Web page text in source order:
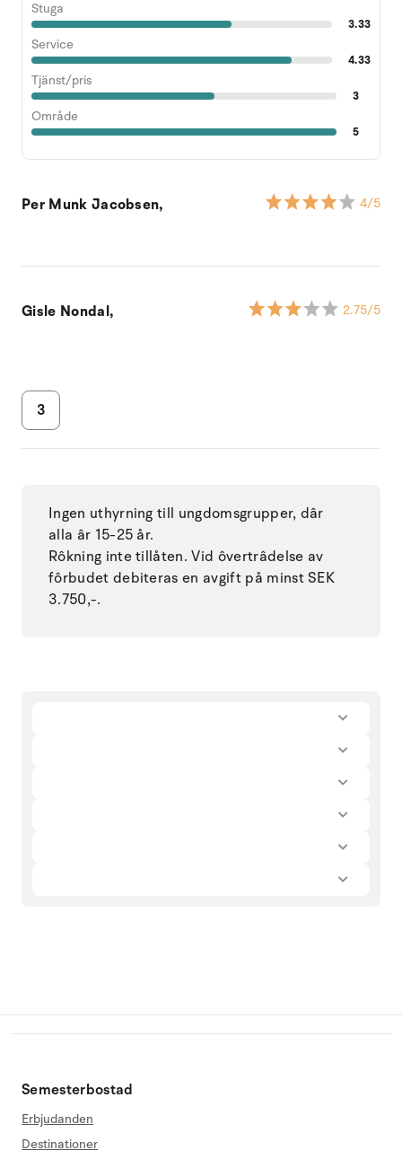
Stuga
3.33
Service
4.33
Tjänst/pris
3
Område
5
Per Munk Jacobsen, 4/5
Gisle Nondal, 2.75/5
3
Ingen uthyrning till ungdomsgrupper, dâr
alla âr 15-25 år.
Rôkning inte tillåten. Vid ôvertrâdelse av
fôrbudet debiteras en avgift på minst SEK
3.750,-.
Semesterbostad
Erbjudanden
Destinationer